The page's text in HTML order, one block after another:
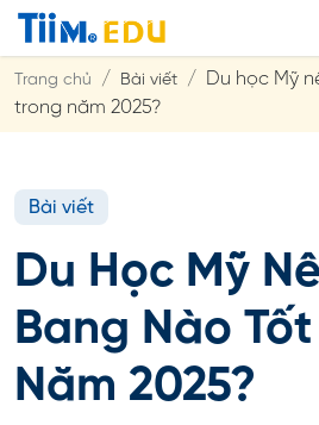
Trang chủ Bài viết
Du học Mỹ
trong năm 2025?
Bài viết
Du Học Mỹ
Bang Nào
Năm 2025?